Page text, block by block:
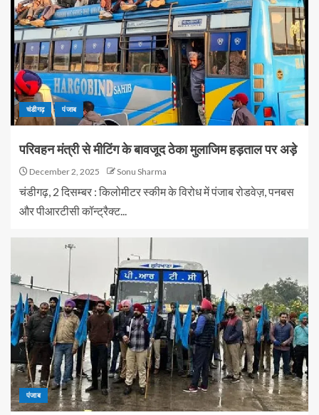
चंडीगढ़ पंजाब
परिवहन मंत्री से मीटिंग के बावजूद ठेका मुलाजिम हड़ताल पर अड़े
December 2, 2025 Sonu Sharma
चंडीगढ़, 2 दिसम्बर : किलोमीटर स्कीम के विरोध में पंजाब रोडवेज़, पनबस
और पीआरटीसी कॉन्ट्रैक्ट...
पंजाब